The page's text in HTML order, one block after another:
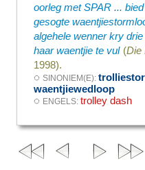
oorleg met SPAR ...
gesogte
algehele wenner kry
haar waentjie te vul (Die
1998).
◌SINONIEM(E):
waentjiewedloop
◌ ENGELS:trolley dash